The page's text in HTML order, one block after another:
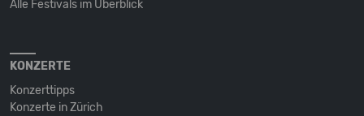
Alle Festivals im Überblick
KONZERTE
Konzerttipps
Konzerte in Zürich